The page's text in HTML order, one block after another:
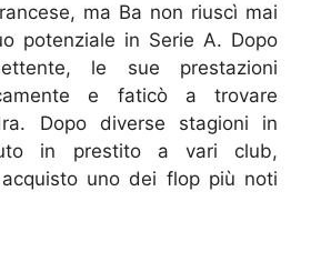
ma Ba non riuscì mai
potenziale in Serie A. Dopo
le sue prestazioni
e faticò a trovare
Dopo diverse stagioni in
in prestito a vari club,
uno dei flop più noti